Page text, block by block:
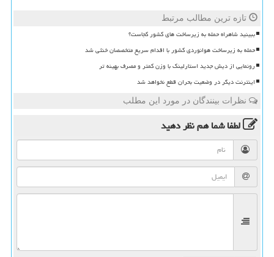
تازه ترین مطالب مرتبط
ببینید شاهراه حمله به زیرساخت های کشور کجاست؟
حمله به زیرساخت هوانوردی کشور با اقدام سریع متخصصان خنثی شد
رونمایی از دیش جدید استارلینک با وزن کمتر و مصرف بهینه تر
اینترنت دیگر در وضعیت بحران قطع نخواهد شد
نظرات بینندگان در مورد این مطلب
لطفا شما همنظر دهید